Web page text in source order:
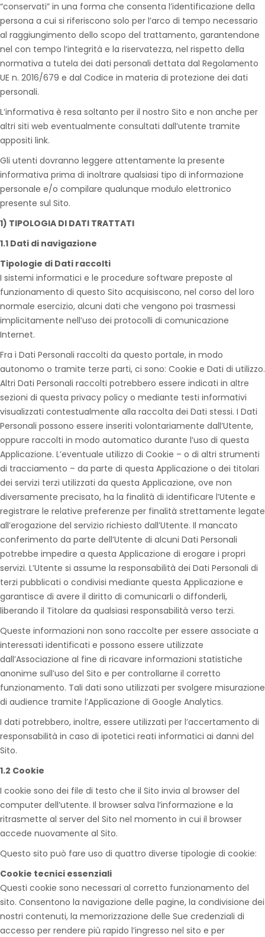
“conservati” in una forma che consenta l’identificazione della
persona a cui si riferiscono solo per l’arco di tempo necessario
al raggiungimento dello scopo del trattamento, garantendone
nel con tempo l’integrità e la riservatezza, nel rispetto della
normativa a tutela dei dati personali dettata dal Regolamento
UE n. 2016/679 e dal Codice in materia di protezione dei dati
personali.
L’informativa è resa soltanto per il nostro Sito e non anche per
altri siti web eventualmente consultati dall’utente tramite
appositi link.
Gli utenti dovranno leggere attentamente la presente
informativa prima di inoltrare qualsiasi tipo di informazione
personale e/o compilare qualunque modulo elettronico
presente sul Sito.
1) TIPOLOGIA DI DATI TRATTATI
1.1 Dati di navigazione
Tipologie di Dati raccolti
I sistemi informatici e le procedure software preposte al
funzionamento di questo Sito acquisiscono, nel corso del loro
normale esercizio, alcuni dati che vengono poi trasmessi
implicitamente nell’uso dei protocolli di comunicazione
Internet.
Fra i Dati Personali raccolti da questo portale, in modo
autonomo o tramite terze parti, ci sono: Cookie e Dati di utilizzo.
Altri Dati Personali raccolti potrebbero essere indicati in altre
sezioni di questa privacy policy o mediante testi informativi
visualizzati contestualmente alla raccolta dei Dati stessi. I Dati
Personali possono essere inseriti volontariamente dall’Utente,
oppure raccolti in modo automatico durante l’uso di questa
Applicazione. L’eventuale utilizzo di Cookie – o di altri strumenti
di tracciamento – da parte di questa Applicazione o dei titolari
dei servizi terzi utilizzati da questa Applicazione, ove non
diversamente precisato, ha la finalità di identificare l’Utente e
registrare le relative preferenze per finalità strettamente legate
all’erogazione del servizio richiesto dall’Utente. Il mancato
conferimento da parte dell’Utente di alcuni Dati Personali
potrebbe impedire a questa Applicazione di erogare i propri
servizi. L’Utente si assume la responsabilità dei Dati Personali di
terzi pubblicati o condivisi mediante questa Applicazione e
garantisce di avere il diritto di comunicarli o diffonderli,
liberando il Titolare da qualsiasi responsabilità verso terzi.
Queste informazioni non sono raccolte per essere associate a
interessati identificati e possono essere utilizzate
dall’Associazione al fine di ricavare informazioni statistiche
anonime sull’uso del Sito e per controllarne il corretto
funzionamento. Tali dati sono utilizzati per svolgere misurazione
di audience tramite l’Applicazione di Google Analytics.
I dati potrebbero, inoltre, essere utilizzati per l’accertamento di
responsabilità in caso di ipotetici reati informatici ai danni del
Sito.
1.2 Cookie
I cookie sono dei file di testo che il Sito invia al browser del
computer dell’utente. Il browser salva l’informazione e la
ritrasmette al server del Sito nel momento in cui il browser
accede nuovamente al Sito.
Questo sito può fare uso di quattro diverse tipologie di cookie:
Cookie tecnici essenziali
Questi cookie sono necessari al corretto funzionamento del
sito. Consentono la navigazione delle pagine, la condivisione dei
nostri contenuti, la memorizzazione delle Sue credenziali di
accesso per rendere più rapido l’ingresso nel sito e per